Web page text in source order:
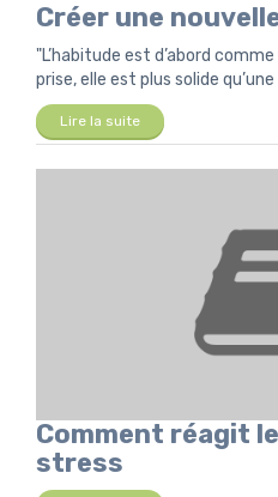
Créer une
"L’habitude est d’abord
prise, elle est plus solide
Lire la suite
Comment réagit
stress